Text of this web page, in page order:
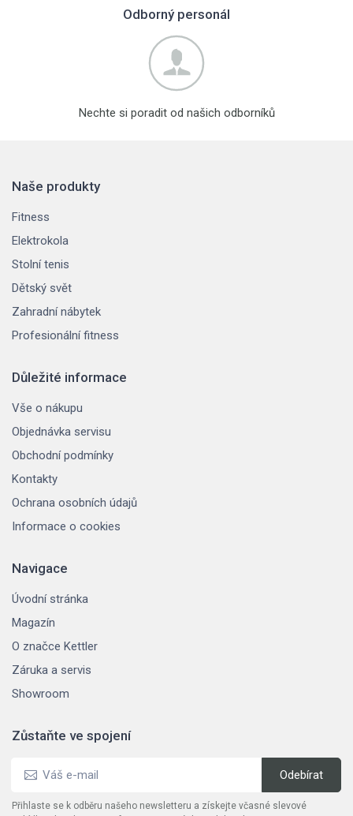
Odborný personál
Nechte si poradit od našich odborníků
Naše produkty
Fitness
Elektrokola
Stolní tenis
Dětský svět
Zahradní nábytek
Profesionální fitness
Důležité informace
Vše o nákupu
Objednávka servisu
Obchodní podmínky
Kontakty
Ochrana osobních údajů
Informace o cookies
Navigace
Úvodní stránka
Magazín
O značce Kettler
Záruka a servis
Showroom
Zůstaňte ve spojení
Přihlaste se k odběru našeho newsletteru a získejte včasné slevové